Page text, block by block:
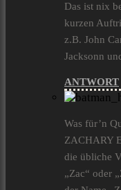
Das ist nix
kurzen
z.B. John
Jacksonn
ANTWORT
Was für’n
ZACHARY
die übliche
„Zac“ oder